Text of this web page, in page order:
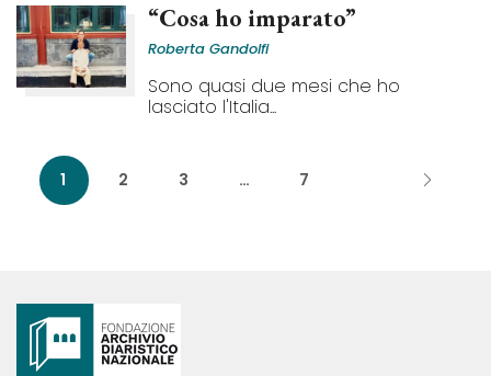
“Cosa ho imparato”
Roberta Gandolfi
Sono quasi due mesi che ho
lasciato l'Italia...
1 2 3 … 7